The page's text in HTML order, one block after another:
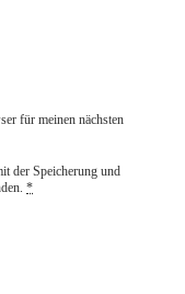
für meinen nächsten
der Speicherung und
*